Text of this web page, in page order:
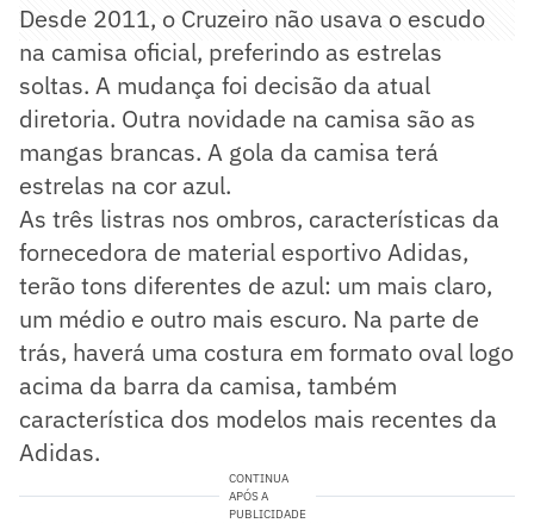
Desde 2011, o Cruzeiro não usava o escudo
na camisa oficial, preferindo as estrelas
soltas. A mudança foi decisão da atual
diretoria. Outra novidade na camisa são as
mangas brancas. A gola da camisa terá
estrelas na cor azul.
As três listras nos ombros, características da
fornecedora de material esportivo Adidas,
terão tons diferentes de azul: um mais claro,
um médio e outro mais escuro. Na parte de
trás, haverá uma costura em formato oval logo
acima da barra da camisa, também
característica dos modelos mais recentes da
Adidas.
CONTINUA
APÓS A
PUBLICIDADE